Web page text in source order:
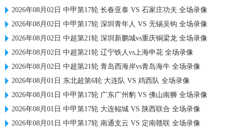
2026年08月02日 中甲第17轮 长春亚泰 VS 石家庄功夫 全场录像
2026年08月02日 中甲第17轮 深圳青年人 VS 无锡吴钩 全场录像
2026年08月02日 中超第21轮 深圳新鹏城vs重庆铜梁龙 全场录像
2026年08月02日 中超第21轮 辽宁铁人vs上海申花 全场录像
2026年08月02日 中超第21轮 青岛西海岸vs青岛海牛 全场录像
2026年08月01日 东北超第6轮 大连队 VS 鸡西队 全场录像
2026年08月01日 中甲第17轮 广东广州豹 VS 佛山南狮 全场录像
2026年08月01日 中甲第17轮 大连鲲城 VS 陕西联合 全场录像
2026年08月01日 中甲第17轮 南通支云 VS 定南赣联 全场录像